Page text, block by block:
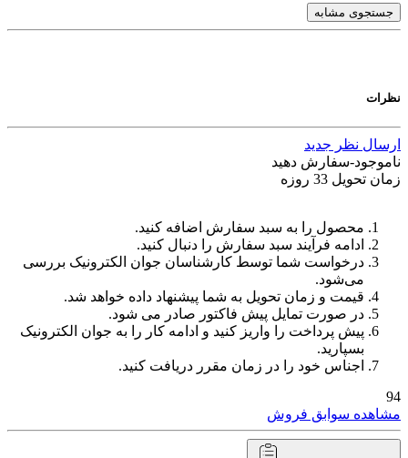
جستجوی مشابه
نظرات
ارسال نظر جدید
ناموجود-سفارش دهید
زمان تحویل 33 روزه
محصول را به سبد سفارش اضافه کنید.
ادامه فرآیند سبد سفارش را دنبال کنید.
درخواست شما توسط کارشناسان جوان الکترونیک بررسی
می‌شود.
قیمت و زمان تحویل به شما پیشنهاد داده خواهد شد.
در صورت تمایل پیش فاکتور صادر می شود.
پیش پرداخت را واریز کنید و ادامه کار را به جوان الکترونیک
بسپارید.
اجناس خود را در زمان مقرر دریافت کنید.
94
مشاهده سوابق فروش